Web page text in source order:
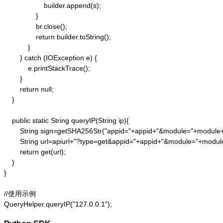
                    builder.append(s);
                }
                br.close();
                return builder.toString();
            }
        } catch (IOException e) {
            e.printStackTrace();
        }
        return null;
    }
    public static String queryIP(String ip){
String
String
        return get(url);
    }
}
//使用示例
QueryHelper.queryIP("127.0.0.1");